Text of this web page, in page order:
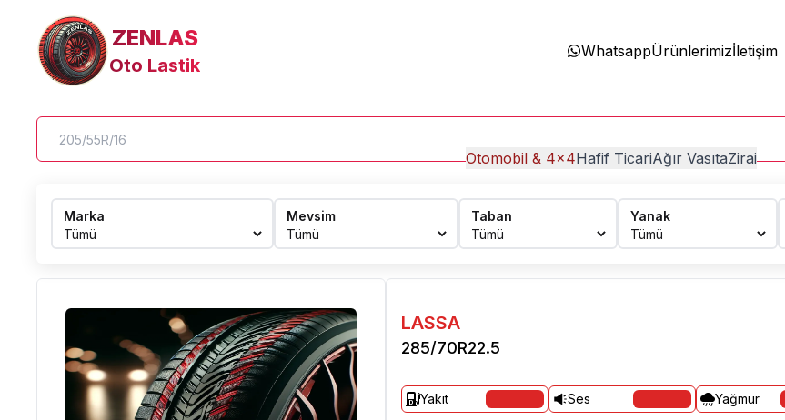
ZENLAS
Oto Lastik
WhatsappÜrünlerimizİletişim
Otomobil & 4x4Hafif TicariAğır VasıtaZirai
Marka Mevsim Taban Yanak
LASSA
285/70R22.5
Yakıt Ses Yağmur